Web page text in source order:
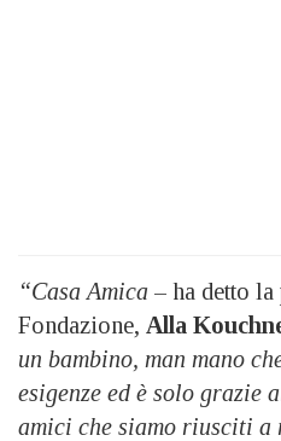
“Casa Amica – ha detto
Fondazione, Alla
un bambino, man mano
esigenze ed è solo
amici che siamo riusciti